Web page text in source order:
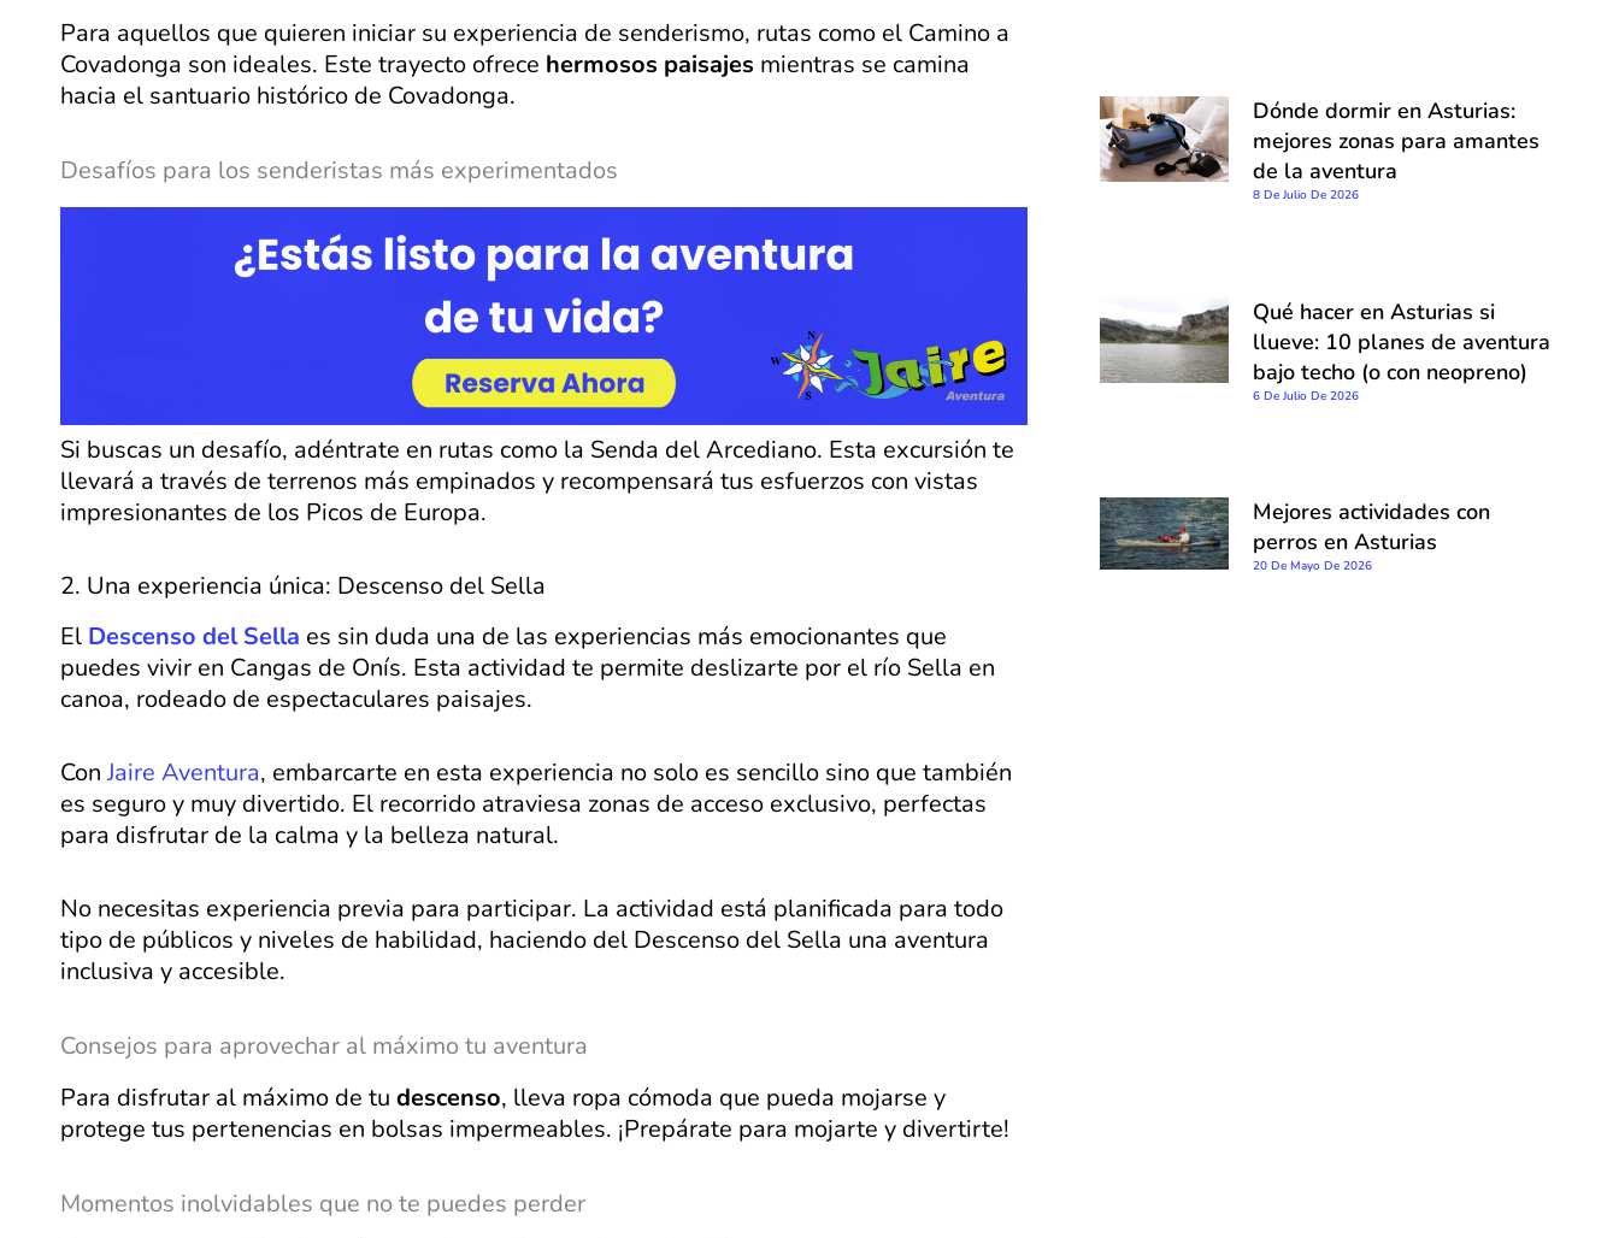
Para aquellos que quieren iniciar su experiencia de senderismo, rutas como el Camino a
Covadonga son ideales. Este trayecto ofrece hermosos paisajes mientras se camina
hacia el santuario histórico de Covadonga.
Desafíos para los senderistas más experimentados
Si buscas un desafío, adéntrate en rutas como la Senda del Arcediano. Esta excursión te
llevará a través de terrenos más empinados y recompensará tus esfuerzos con vistas
impresionantes de los Picos de Europa.
2. Una experiencia única: Descenso del Sella
El Descenso del Sella es sin duda una de las experiencias más emocionantes que
puedes vivir en Cangas de Onís. Esta actividad te permite deslizarte por el río Sella en
canoa, rodeado de espectaculares paisajes.
ConJaire Aventura, embarcarte en esta experiencia no solo es sencillo sino que también
es seguro y muy divertido. El recorrido atraviesa zonas de acceso exclusivo, perfectas
para disfrutar de la calma y la belleza natural.
No necesitas experiencia previa para participar. La actividad está planificada para todo
tipo de públicos y niveles de habilidad, haciendo del Descenso del Sella una aventura
inclusiva y accesible.
Consejos para aprovechar al máximo tu aventura
Para disfrutar al máximo de tu descenso, lleva ropa cómoda que pueda mojarse y
protege tus pertenencias en bolsas impermeables. ¡Prepárate para mojarte y divertirte!
Momentos inolvidables que no te puedes perder
Dónde dormir en Asturias:
mejores zonas para amantes
de la aventura
8 De Julio De 2026
Qué hacer en Asturias si
llueve: 10 planes de aventura
bajo techo (o con neopreno)
6 De Julio De 2026
Mejores actividades con
perros en Asturias
20 De Mayo De 2026